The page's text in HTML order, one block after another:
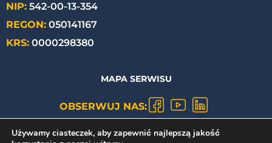
NIP: 542-00-13-354
REGON: 050141167
KRS: 0000298380
MAPA SERWISU
OBSERWUJ NAS:
POLITYKA PRYWATNOŚCI
Używamy ciasteczek, aby zapewnić najlepszą jakość